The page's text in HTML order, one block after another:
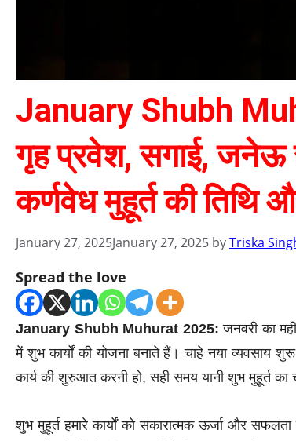
January Shubh
गृह प्रवेश, सगाई, जनेऊ
कर्णवेध मुहूर्त की तिथि
January 27, 2025January 27, 2025 byTriska
Spread the love
January Shubh Muhurat 2025:जनवरी का
में शुभ कार्यों की योजना बनाते हैं। चाहे नया व्यवसाय
कार्य की शुरुआत करनी हो, सही समय यानी शुभ मुहूर्त का
शुभ मुहूर्त हमारे कार्यों को सकारात्मक ऊर्जा और